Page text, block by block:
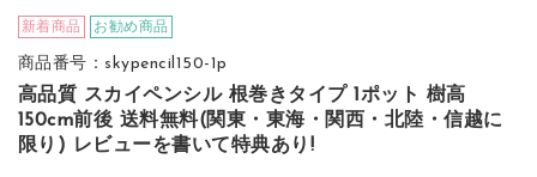
新着商品 お勧め商品
商品番号：skypencil150-1p
高品質 スカイペンシル 根巻きタイプ 1ポット 樹高
150cm前後 送料無料(関東・東海・関西・北陸・信越に
限り) レビューを書いて特典あり!